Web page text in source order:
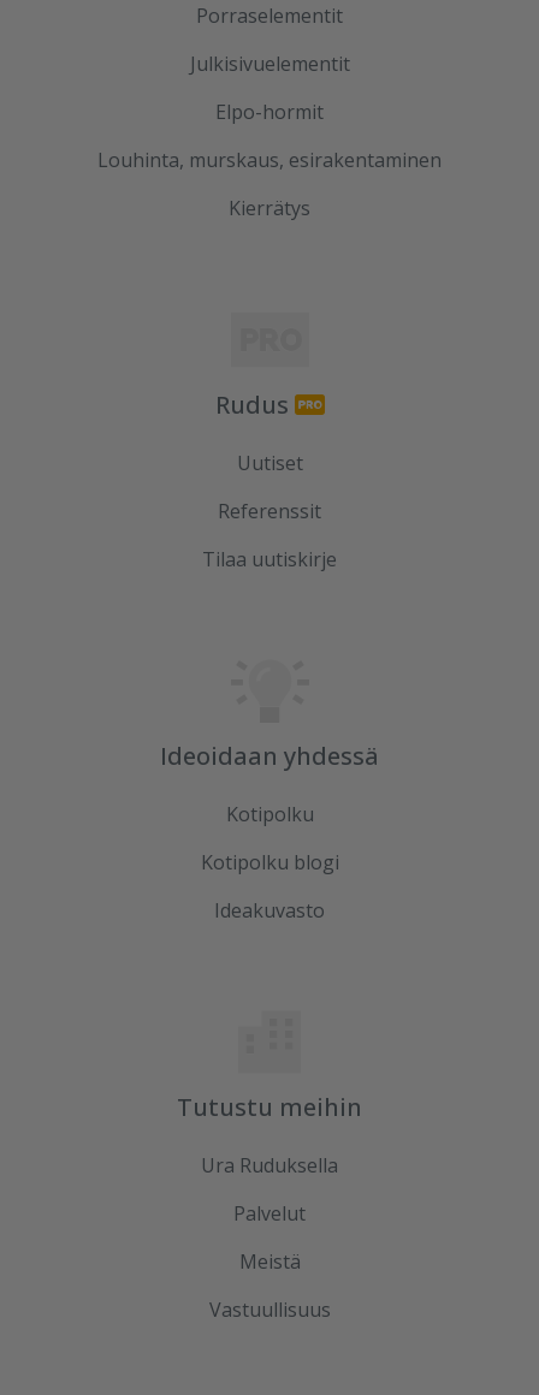
Porraselementit
Julkisivuelementit
Elpo-hormit
Louhinta, murskaus, esirakentaminen
Kierrätys
Rudus
Uutiset
Referenssit
Tilaa uutiskirje
Ideoidaan yhdessä
Kotipolku
Kotipolku blogi
Ideakuvasto
Tutustu meihin
Ura Ruduksella
Palvelut
Meistä
Vastuullisuus